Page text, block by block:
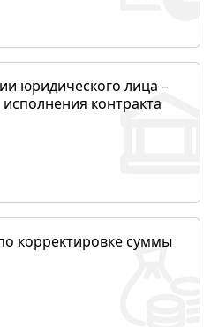
юридического лица –
контракта
корректировке суммы